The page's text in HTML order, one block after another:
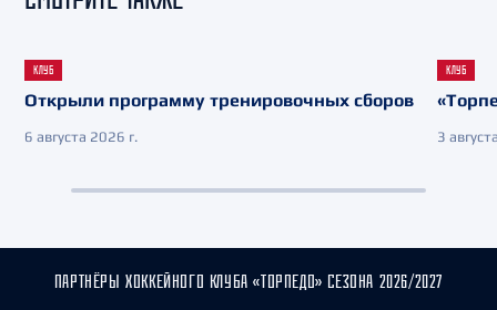
КЛУБ
Открыли программу тренировочных сборов
6 августа 2026 г.
КЛУБ
3
ПАРТНЁРЫ ХОККЕЙНОГО КЛУБА «ТОРПЕДО» СЕЗОНА 2026/2027